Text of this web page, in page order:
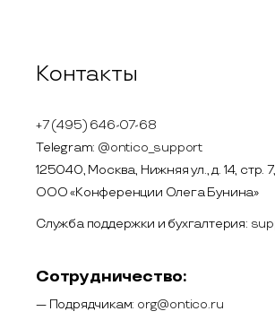
Контакты
+7 (495) 646-07-68
Telegram: @ontico_support
125040, Москва, Нижняя ул., д. 14, стр.
ООО «Конференции Олега Бунина»
Служба поддержки и бухгалтерия:
Сотрудничество:
— Подрядчикам: org@ontico.ru